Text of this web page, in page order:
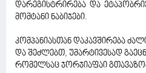
დარეგისტრირება და
მომტანი ნაბიჯები.
კომპანიასთან დაკავშირება
და შეძლებთ, უმარტივესად
რომელსაც ჯორჯიაფაი